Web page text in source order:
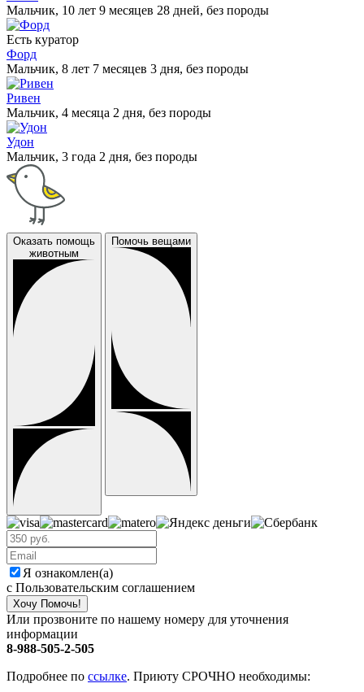
Мальчик, 10 лет 9 месяцев 28 дней, без породы
Есть куратор
Форд
Мальчик, 8 лет 7 месяцев 3 дня, без породы
Ривен
Мальчик, 4 месяца 2 дня, без породы
Удон
Мальчик, 3 года 2 дня, без породы
Оказать помощь
животным
Помочь вещами
Я ознакомлен(а)
с Пользовательским соглашением
Хочу Помочь!
Или прозвоните по нашему номеру для уточнения
информации
8-988-505-2-505
Подробнее по ссылке. Приюту СРОЧНО необходимы: